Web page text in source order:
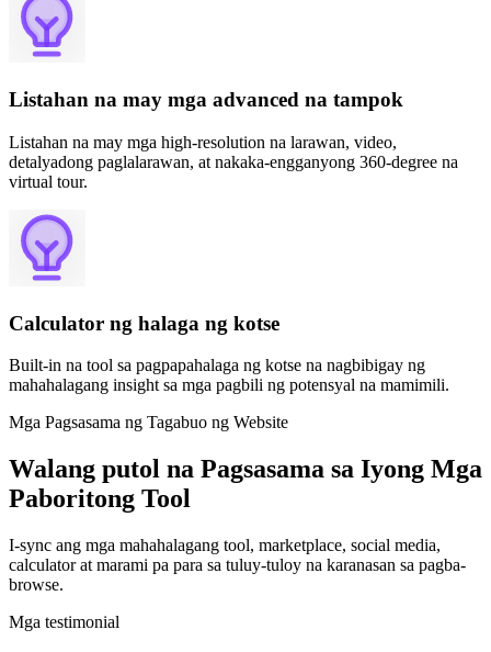
Listahan na may mga advanced na tampok
Listahan na may mga high-resolution na larawan, video,
detalyadong paglalarawan, at nakaka-engganyong 360-degree na
virtual tour.
Calculator ng halaga ng kotse
Built-in na tool sa pagpapahalaga ng kotse na nagbibigay ng
mahahalagang insight sa mga pagbili ng potensyal na mamimili.
Mga Pagsasama ng Tagabuo ng Website
Walang putol na Pagsasama sa Iyong Mga
Paboritong Tool
I-sync ang mga mahahalagang tool, marketplace, social media,
calculator at marami pa para sa tuluy-tuloy na karanasan sa pagba-
browse.
Mga testimonial